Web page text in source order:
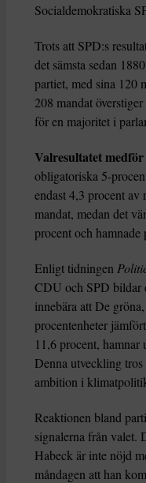
Socialdemokratiska
Trots att SPD:s
det sämsta sedan
partiet, med sina 120
208 mandat
för en majoritet i
Valresultatet medför
obligatoriska 5-
endast 4,3 procent av
mandat, medan det
procent och hamnade
Enligt tidningen
CDU och SPD bildar
innebära att De
procentenheter
11,6 procent,
Denna utveckling
ambition i
Reaktionen bland
signalerna från valet.
Habeck är inte nöjd
måndagen att han